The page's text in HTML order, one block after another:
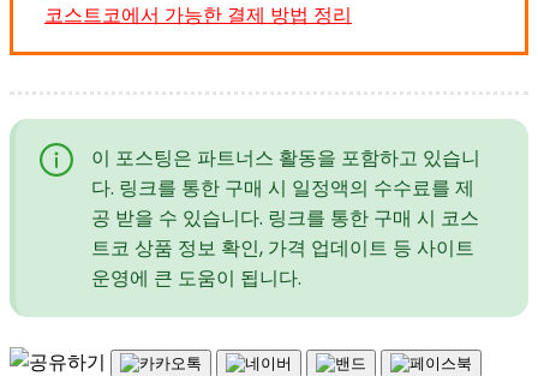
코스트코에서 가능한 결제 방법 정리
이 포스팅은 파트너스 활동을 포함하고 있습니
다. 링크를 통한 구매 시 일정액의 수수료를 제
공 받을 수 있습니다. 링크를 통한 구매 시 코스
트코 상품 정보 확인, 가격 업데이트 등 사이트
운영에 큰 도움이 됩니다.